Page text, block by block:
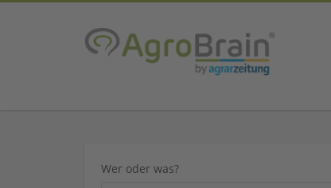
Wer oder was?